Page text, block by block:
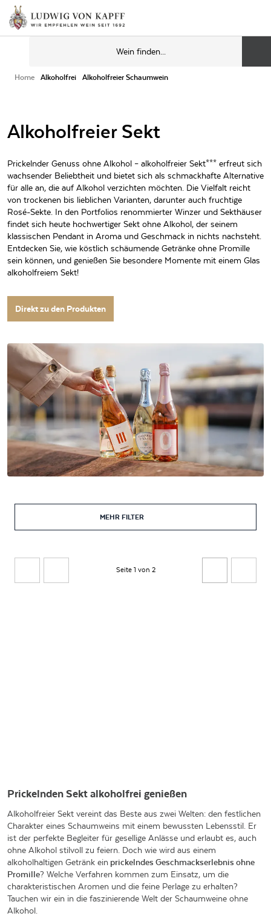
Home Alkoholfrei Alkoholfreier Schaumwein
Alkoholfreier Sekt
Prickelnder Genuss ohne Alkohol – alkoholfreier Sekt*** erfreut sich
wachsender Beliebtheit und bietet sich als schmackhafte Alternative
für alle an, die auf Alkohol verzichten möchten. Die Vielfalt reicht
von trockenen bis lieblichen Varianten, darunter auch fruchtige
Rosé-Sekte. In den Portfolios renommierter Winzer und Sekthäuser
findet sich heute hochwertiger Sekt ohne Alkohol, der seinem
klassischen Pendant in Aroma und Geschmack in nichts nachsteht.
Entdecken Sie, wie köstlich schäumende Getränke ohne Promille
sein können, und genießen Sie besondere Momente mit einem Glas
alkoholfreiem Sekt!
Direkt zu den Produkten
MEHR FILTER
Seite 1 von 2
Prickelnden Sekt alkoholfrei genießen
Alkoholfreier Sekt vereint das Beste aus zwei Welten: den festlichen
Charakter eines Schaumweins mit einem bewussten Lebensstil. Er
ist der perfekte Begleiter für gesellige Anlässe und erlaubt es, auch
ohne Alkohol stilvoll zu feiern. Doch wie wird aus einem
alkoholhaltigen Getränk ein prickelndes Geschmackserlebnis ohne
Promille? Welche Verfahren kommen zum Einsatz, um die
charakteristischen Aromen und die feine Perlage zu erhalten?
Tauchen wir ein in die faszinierende Welt der Schaumweine ohne
Alkohol.